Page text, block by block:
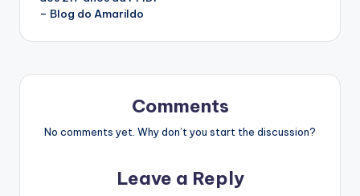
– Blog do Amarildo
Comments
No comments yet. Why don’t you start the discussion?
Leave a Reply